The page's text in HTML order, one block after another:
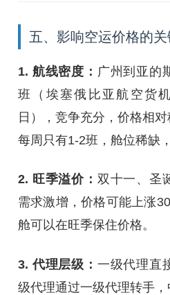
五、影响空运价格的
1. 航线密度： 广州到亚的
班（埃塞俄比亚航空货
日），竞争充分，价格相
每周只有1-2班，舱位稀缺
2. 旺季溢价： 双十一、圣
需求激增，价格可能上涨
舱可以在旺季保住价格。
3. 代理层级： 一级代理直
级代理通过一级代理转手